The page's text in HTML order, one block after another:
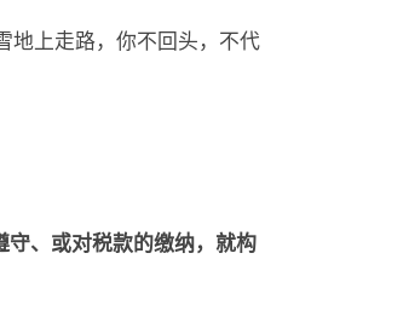
地上走路，你不回头，不代
、或对税款的缴纳，就构